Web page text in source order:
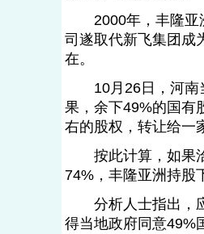
2000年，丰隆亚洲
司遂取代新飞集团成
在。
10月26日，河南
果，余下49%的国有
右的股权，转让给一
按此计算，如果洽
74%，丰隆亚洲持股
分析人士指出，应
得当地政府同意49%